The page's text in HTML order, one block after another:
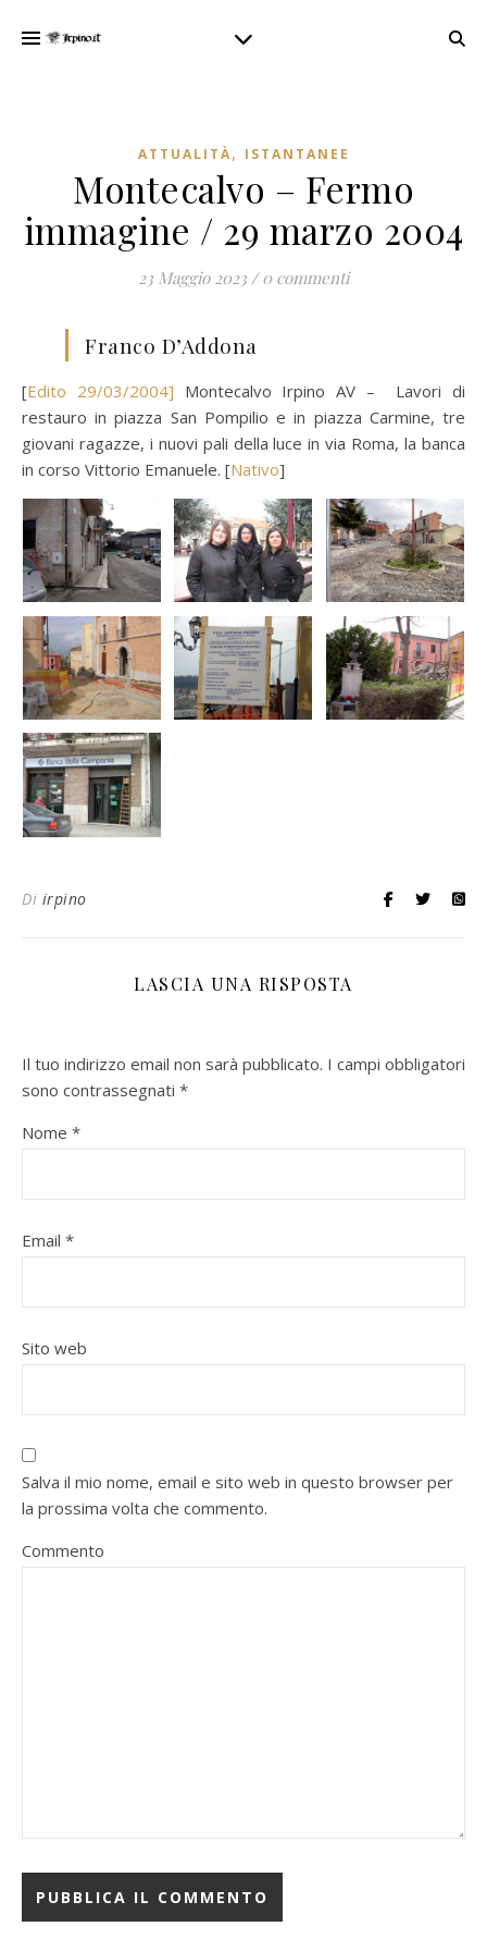
ATTUALITÀ, ISTANTANEE
Montecalvo – Fermo
immagine / 29 marzo 2004
23 Maggio 2023 / 0 commenti
Franco D’Addona
[ Edito 29/03/2004] Montecalvo Irpino AV – Lavori di
restauro in piazza San Pompilio e in piazza Carmine, tre
giovani ragazze, i nuovi pali della luce in via Roma, la banca
in corso Vittorio Emanuele. [Nativo]
Di irpino
LASCIA UNA RISPOSTA
Il tuo indirizzo email non sarà pubblicato. I campi obbligatori
sono contrassegnati *
Nome *
Email *
Sito web
Salva il mio nome, email e sito web in questo browser per
la prossima volta che commento.
Commento